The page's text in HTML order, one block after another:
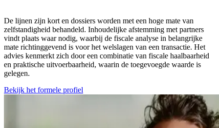
De lijnen zijn kort en dossiers worden met een hoge mate van
zelfstandigheid behandeld. Inhoudelijke afstemming met partners
vindt plaats waar nodig, waarbij de fiscale analyse in belangrijke
mate richtinggevend is voor het welslagen van een transactie. Het
advies kenmerkt zich door een combinatie van fiscale haalbaarheid
en praktische uitvoerbaarheid, waarin de toegevoegde waarde is
gelegen.
Bekijk het formele profiel